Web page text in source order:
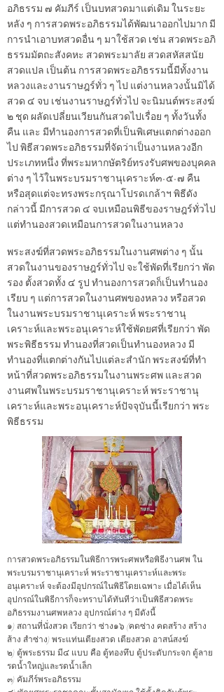
อภิธรรม ๗ คัมภีร์ เป็นบทสวดมาแต่เดิม ในระยะ
หลัง ๆ การสวดพระอภิธรรมได้พัฒนาออกไปมาก มี
การนำเอาบทสวดอื่น ๆ มาใช้สวด เช่น สวดพระอภิ
ธรรมมัตถะสังคหะ สวดพระมาลัย สวดสหัสสนัย
สวดแปล เป็นต้น การสวดพระอภิธรรมนี้มีทั้งงาน
หลวงและงานราษฎร์ทั่ว ๆ ไป แต่งานหลวงนั้นมิได้
สวด ๔ จบ เช่นงานราษฎร์ทั่วไป จะนิมนต์พระสงฆ์
๒ ชุด ผลัดเปลี่ยนเวียนกันสวดไปเรื่อย ๆ ทั้งวันทั้ง
คืน และ มีทำนองการสวดที่เป็นพิเศษแตกต่างออก
ไป พิธีสวดพระอภิธรรมที่จัดว่าเป็นงานหลวงอีก
ประเภทหนึ่ง ที่พระมหากษัตริย์ทรงรับศพของบุคคล
ต่าง ๆ ไว้ในพระบรมราชานุเคราะห์๓-๕-๗ คืน
หรือสุดแต่จะทรงพระกรุณาโปรดเกล้าฯ พิธีดัง
กล่าวนี้ มีการสวด ๔ จบเหมือนพิธีของราษฎร์ทั่วไป
แต่ทำนองสวดเหมือนการสวดในงานหลวง
พระสงฆ์ที่สวดพระอภิธรรมในงานศพต่าง ๆ นั้น
สวดในงานของราษฎร์ทั่วไป จะใช้พัดที่เรียกว่า พัด
รอง ตั้งสวดทั้ง ๔ รูป ทำนองการสวดก็เป็นทำนอง
เรียบ ๆ แต่การสวดในงานศพของหลวง หรือสวด
ในงานพระบรมราชานุเคราะห์ พระราชานุ
เคราะห์และพระอนุเคราะห์ใช้พัดยศที่เรียกว่า พัด
พระพิธีธรรม ทำนองที่สวดเป็นทำนองหลวง มี
ทำนองที่แตกต่างกันไปแต่ละสำนัก พระสงฆ์ที่ทำ
หน้าที่สวดพระอภิธรรมในงานพระศพ และสวด
งานศพในพระบรมราชานุเคราะห์ พระราชานุ
เคราะห์และพระอนุเคราะห์ปัจจุบันนี้เรียกว่า พระ
พิธีธรรม
การสวดพระอภิธรรมในพิธีการพระศพหรือพิธีงานศพ ใน
พระบรมราชานุเคราะห์ พระราชานุเคราะห์และพระ
อนุเคราะห์ จะต้องมีอุปกรณ์ในพิธีโดยเฉพาะ เมื่อได้เห็น
อุปกรณ์ในพิธีการก็จะทราบได้ทันทีว่าเป็นพิธีสวดพระ
อภิธรรมงานศพหลวง อุปกรณ์ต่าง ๆ มีดังนี้
๑) สถานที่นั่งสวด เรียกว่า ซ่าง๑๖ (คดซ่าง คดสร้าง สร้าง
ส้าง สำซ่าง) พระแท่นเตียงสวด เตียงสวด อาสน์สงฆ์
๒) ตู้พระธรรม มี๔ แบบ คือ ตู้ทองทึบ ตู้ประดับกระจก ตู้ลาย
รดน้ำใหญ่และรดน้ำเล็ก
๓) คัมภีร์พระอภิธรรม